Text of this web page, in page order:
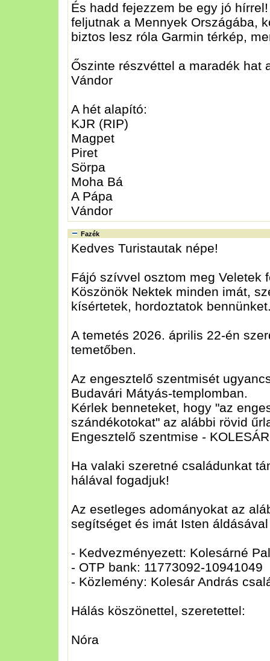
És hadd fejezzem be egy jó
feljutnak a Mennyek Országába,
biztos lesz róla Garmin térkép,
Őszinte részvéttel a maradék hat
Vándor
A hét alapító:
KJR (RIP)
Magpet
Piret
Sörpa
Moha Bá
A Pápa
Vándor
Fazék
Kedves Turistautak népe!
Fájó szívvel osztom meg Veletek
Köszönök Nektek minden imát,
kísértetek, hordoztatok
A temetés 2026. április 22-én
temetőben.
Az engesztelő szentmisét
Budavári Mátyás-templomban.
Kérlek benneteket, hogy "az
szándékotokat" az alábbi rövid
Engesztelő szentmise -
Ha valaki szeretné családunkat
hálával fogadjuk!
Az esetleges adományokat az
segítséget és imát Isten
- Kedvezményezett: Kolesárné
- OTP bank: 11773092-10941049
- Közlemény: Kolesár András
Hálás köszönettel, szeretettel:
Nóra